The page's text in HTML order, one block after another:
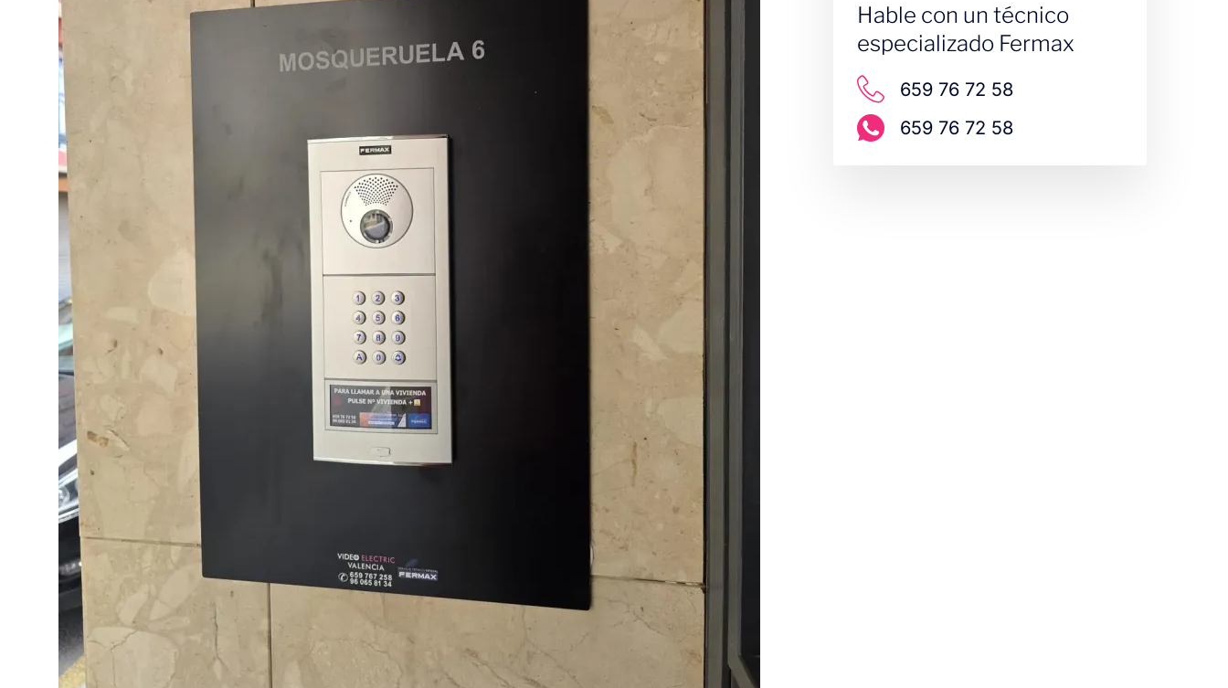
Hable con un técnico
especializado Fermax
659 76 72 58
659 76 72 58